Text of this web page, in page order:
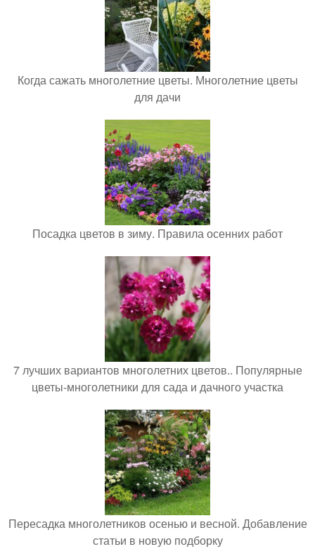
Когда сажать многолетние цветы. Многолетние цветы
для дачи
Посадка цветов в зиму. Правила осенних работ
7 лучших вариантов многолетних цветов.. Популярные
цветы-многолетники для сада и дачного участка
Пересадка многолетников осенью и весной. Добавление
статьи в новую подборку